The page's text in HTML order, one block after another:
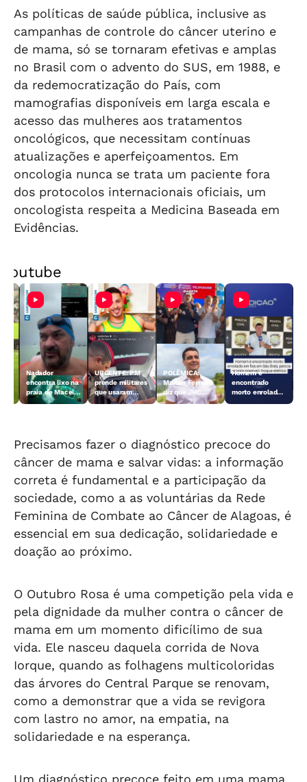
As políticas de saúde pública, inclusive as
campanhas de controle do câncer uterino e
de mama, só se tornaram efetivas e amplas
no Brasil com o advento do SUS, em 1988, e
da redemocratização do País, com
mamografias disponíveis em larga escala e
acesso das mulheres aos tratamentos
oncológicos, que necessitam contínuas
atualizações e aperfeiçoamentos. Em
oncologia nunca se trata um paciente fora
dos protocolos internacionais oficiais, um
oncologista respeita a Medicina Baseada em
Evidências.
Nadador
encontra lixo na
praia de Maceió
e alerta para
#alagoas
URGENTE: PM
prende militares
que usaram
viatura em
POLÊMICA:
Marlan Ferreira
diz que JHC
traiu aliados:
#alagoas #jhc
Homem é
encontrado
morto enrolado
Precisamos fazer o diagnóstico precoce do
câncer de mama e salvar vidas: a informação
correta é fundamental e a participação da
sociedade, como a as voluntárias da Rede
Feminina de Combate ao Câncer de Alagoas, é
essencial em sua dedicação, solidariedade e
doação ao próximo.
O Outubro Rosa é uma competição pela vida e
pela dignidade da mulher contra o câncer de
mama em um momento dificílimo de sua
vida. Ele nasceu daquela corrida de Nova
Iorque, quando as folhagens multicoloridas
das árvores do Central Parque se renovam,
como a demonstrar que a vida se revigora
com lastro no amor, na empatia, na
solidariedade e na esperança.
Um diagnóstico precoce feito em uma mama